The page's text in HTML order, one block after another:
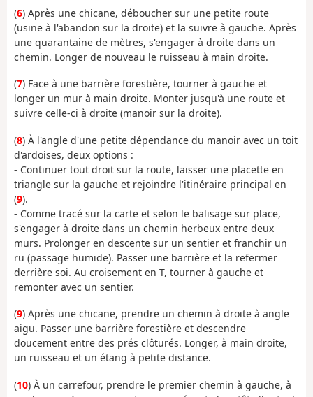
(6) Après une chicane, déboucher sur une petite route
(usine à l'abandon sur la droite) et la suivre à gauche. Après
une quarantaine de mètres, s'engager à droite dans un
chemin. Longer de nouveau le ruisseau à main droite.
(7) Face à une barrière forestière, tourner à gauche et
longer un mur à main droite. Monter jusqu'à une route et
suivre celle-ci à droite (manoir sur la droite).
(8) À l'angle d'une petite dépendance du manoir avec un toit
d'ardoises, deux options :
- Continuer tout droit sur la route, laisser une placette en
triangle sur la gauche et rejoindre l'itinéraire principal en
(9).
- Comme tracé sur la carte et selon le balisage sur place,
s'engager à droite dans un chemin herbeux entre deux
murs. Prolonger en descente sur un sentier et franchir un
ru (passage humide). Passer une barrière et la refermer
derrière soi. Au croisement en T, tourner à gauche et
remonter avec un sentier.
(9) Après une chicane, prendre un chemin à droite à angle
aigu. Passer une barrière forestière et descendre
doucement entre des prés clôturés. Longer, à main droite,
un ruisseau et un étang à petite distance.
(10) À un carrefour, prendre le premier chemin à gauche, à